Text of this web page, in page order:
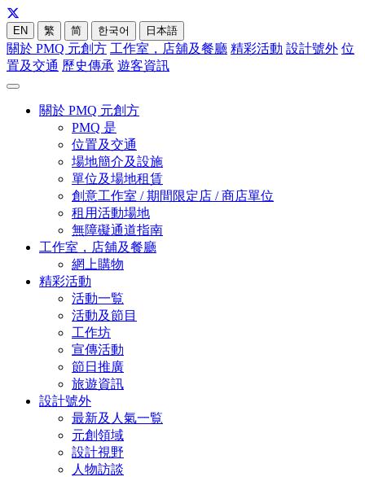
EN 繁 简 한국어 日本語
關於 PMQ 元創方 工作室，店舖及餐廳 精彩活動 設計號外 位
置及交通 歷史傳承 遊客資訊
關於 PMQ 元創方
PMQ 是
位置及交通
場地簡介及設施
單位及場地租賃
創意工作室 / 期間限定店 / 商店單位
租用活動場地
無障礙通道指南
工作室，店舖及餐廳
網上購物
精彩活動
活動一覧
活動及節目
工作坊
宣傳活動
節日推廣
旅遊資訊
設計號外
最新及人氣一覧
元創領域
設計視野
人物訪談